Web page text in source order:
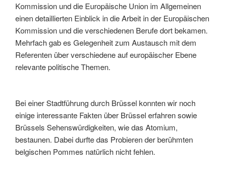
Kommission und die Europäische Union im Allgemeinen
einen detaillierten Einblick in die Arbeit in der Europäischen
Kommission und die verschiedenen Berufe dort bekamen.
Mehrfach gab es Gelegenheit zum Austausch mit dem
Referenten über verschiedene auf europäischer Ebene
relevante politische Themen.
Bei einer Stadtführung durch Brüssel konnten wir noch
einige interessante Fakten über Brüssel erfahren sowie
Brüssels Sehenswürdigkeiten, wie das Atomium,
bestaunen. Dabei durfte das Probieren der berühmten
belgischen Pommes natürlich nicht fehlen.